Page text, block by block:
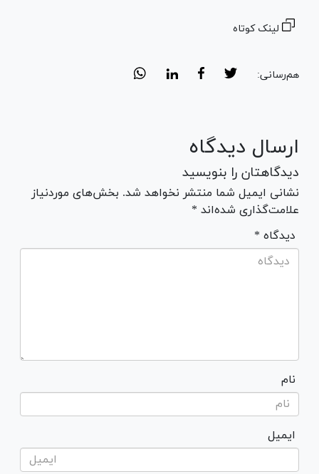
لینک کوتاه
هم‌رسانی:
ارسال دیدگاه
دیدگاهتان را بنویسید
نشانی ایمیل شما منتشر نخواهد شد. بخش‌های موردنیاز
علامت‌گذاری شده‌اند *
* دیدگاه
نام
ایمیل